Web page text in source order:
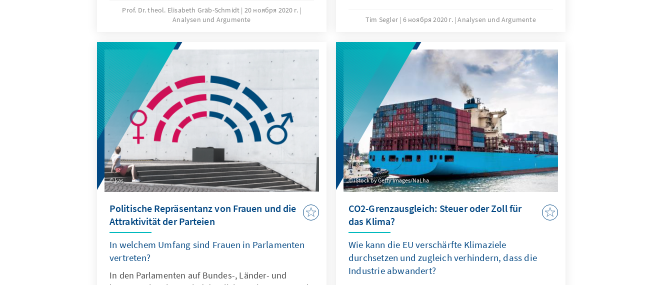
unzulässiger Weise ein. Mit dem Urteil des
Bundesverfassungsgerichtes wird ein neues
Inwiefern das der Fall ist, das untersucht unsere
Autorin Elisabeth Gräb-Schmidt in unserem
Analysen& Argumente.
Prof. Dr. theol. Elisabeth Gräb-Schmidt 20 ноября 2020 г.
Analysen und Argumente
Unser Autor Tim Segler untersucht, ob und welche
Klimaprotestbewegung gibt.
Tim Segler 6 ноября 2020 г. Analysen und Argumente
kas
Politische Repräsentanz von Frauen und die
Attraktivität der Parteien
In welchem Umfang sind Frauen in Parlamenten
vertreten?
In den Parlamenten auf Bundes-, Länder- und
iStock by Getty Images/NaLha
CO2-Grenzausgleich: Steuer oder Zoll für
das Klima?
Wie kann die EU verschärfte Klimaziele
durchsetzen und zugleich verhindern, dass die
Industrie abwandert?